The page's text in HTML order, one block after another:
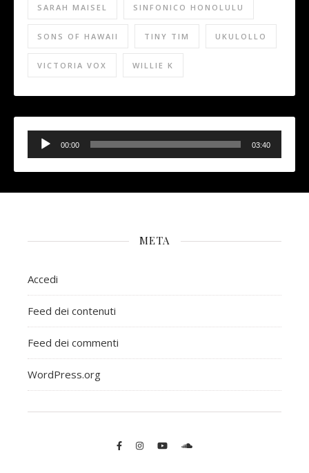
SARAH MAISEL SINFONICO HONOLULU
SONS OF HAWAII TINY TIM UKULOLLO
VICTORIA VOX WILLIE K
Audio
Player
00:00 03:40
META
Accedi
Feed dei contenuti
Feed dei commenti
WordPress.org